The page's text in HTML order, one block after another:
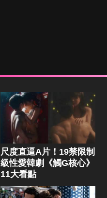
尺度直逼A片！19禁限制
級性愛韓劇《觸G核心》
11大看點